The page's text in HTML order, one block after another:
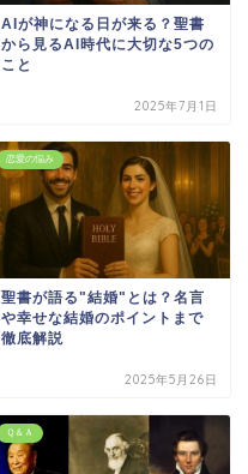
AIが神になる日が来る？聖書
から見るAI時代に大切な5つの
こと
2025年7月1日
恋愛の悩み
聖書が語る"結婚"とは？名言
や幸せな結婚のポイントまで
徹底解説
2025年5月26日
Ｑ＆Ａ